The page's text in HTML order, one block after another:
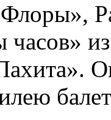
часов»